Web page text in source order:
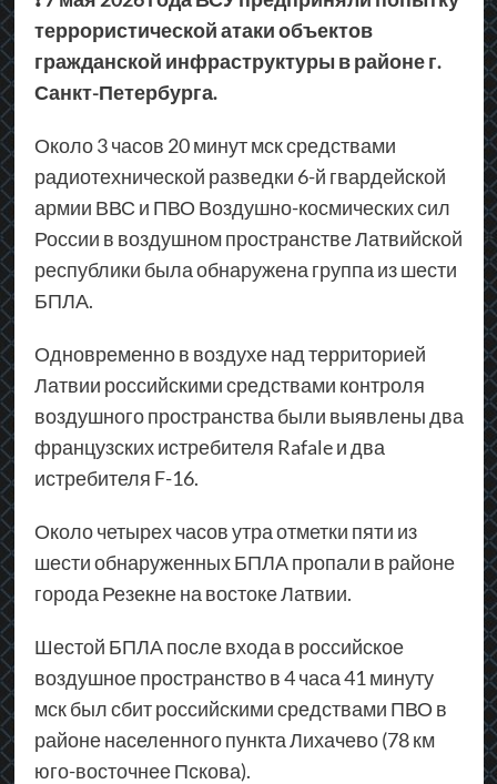
террористической атаки объектов
гражданской инфраструктуры в районе г.
Санкт-Петербурга.
Около 3 часов 20 минут мск средствами
радиотехнической разведки 6-й гвардейской
армии ВВС и ПВО Воздушно-космических сил
России в воздушном пространстве Латвийской
республики была обнаружена группа из шести
БПЛА.
Одновременно в воздухе над территорией
Латвии российскими средствами контроля
воздушного пространства были выявлены два
французских истребителя Rafale и два
истребителя F-16.
Около четырех часов утра отметки пяти из
шести обнаруженных БПЛА пропали в районе
города Резекне на востоке Латвии.
Шестой БПЛА после входа в российское
воздушное пространство в 4 часа 41 минуту
мск был сбит российскими средствами ПВО в
районе населенного пункта Лихачево (78 км
юго-восточнее Пскова).